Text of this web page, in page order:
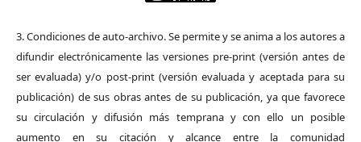
3. Condiciones de auto-archivo. Se permite y se anima a los autores a
difundir electrónicamente las versiones pre-print (versión antes de
ser evaluada) y/o post-print (versión evaluada y aceptada para su
publicación) de sus obras antes de su publicación, ya que favorece
su circulación y difusión más temprana y con ello un posible
aumento en su citación y alcance entre la comunidad